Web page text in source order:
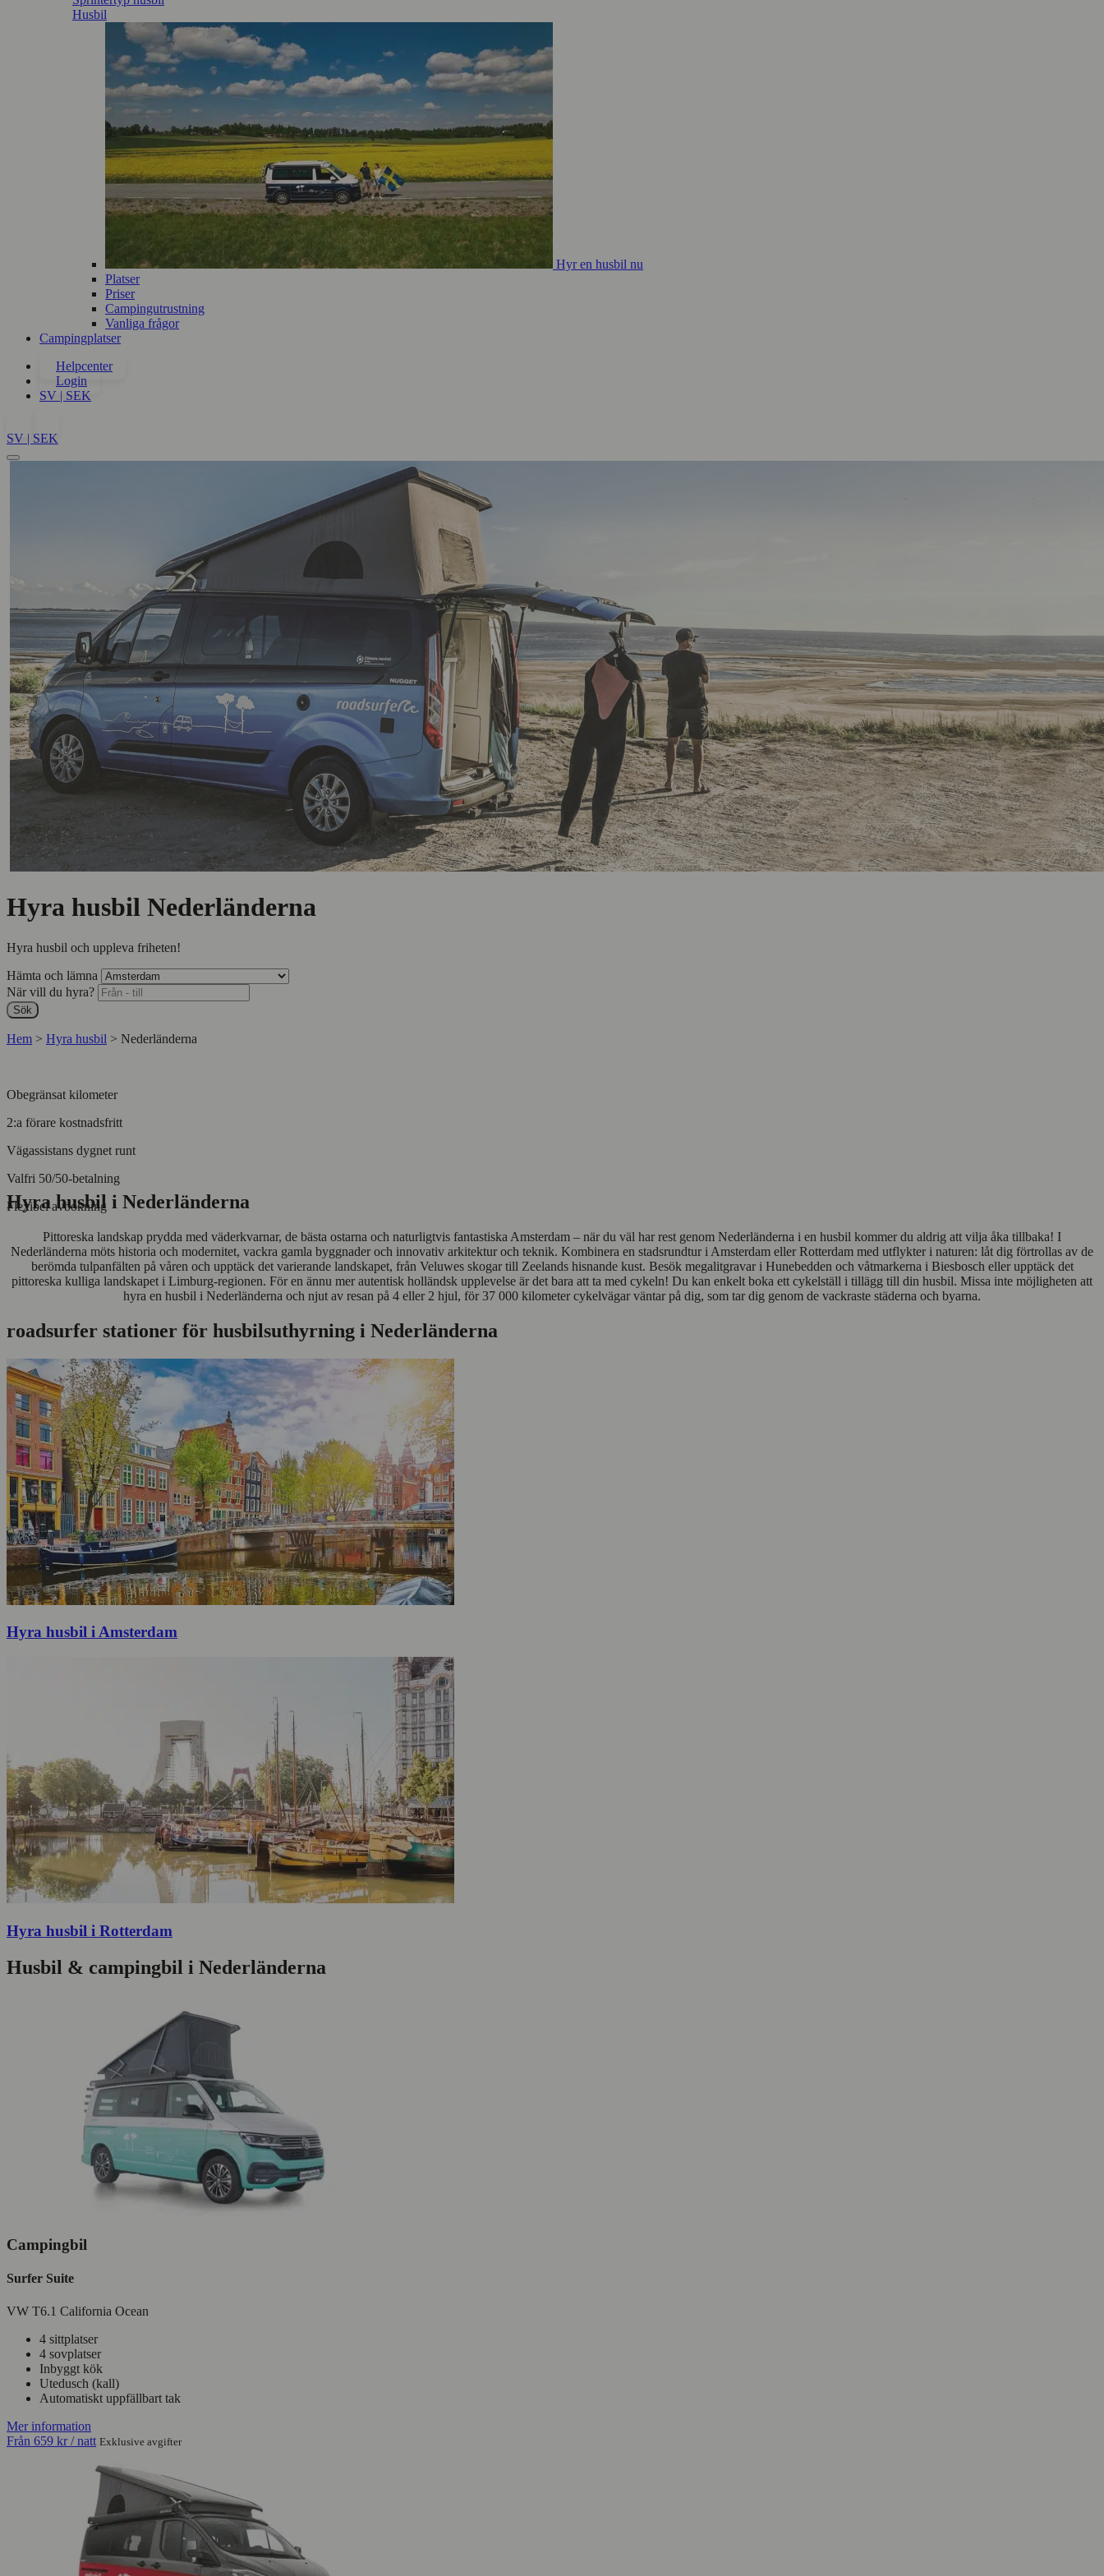
Husbil
Hyr en husbil nu
Platser
Priser
Campingutrustning
Vanliga frågor
Campingplatser
Helpcenter
Login
SV | SEK
SV | SEK
Hyra husbil Nederländerna
Hyra husbil och uppleva friheten!
Hämta och lämna
När vill du hyra?
Sök
Hem > Hyra husbil > Nederländerna
Obegränsat kilometer
2:a förare kostnadsfritt
Vägassistans dygnet runt
Valfri 50/50-betalning
Flexibel avbokning
Hyra husbil i Nederländerna
Pittoreska landskap prydda med väderkvarnar, de bästa ostarna och naturligtvis fantastiska Amsterdam – när du väl har rest genom Nederländerna i en husbil kommer du aldrig att vilja åka tillbaka! I
Nederländerna möts historia och modernitet, vackra gamla byggnader och innovativ arkitektur och teknik. Kombinera en stadsrundtur i Amsterdam eller Rotterdam med utflykter i naturen: låt dig förtrollas av de
berömda tulpanfälten på våren och upptäck det varierande landskapet, från Veluwes skogar till Zeelands hisnande kust. Besök megalitgravar i Hunebedden och våtmarkerna i Biesbosch eller upptäck det
pittoreska kulliga landskapet i Limburg-regionen. För en ännu mer autentisk holländsk upplevelse är det bara att ta med cykeln! Du kan enkelt boka ett cykelställ i tillägg till din husbil. Missa inte möjligheten att
hyra en husbil i Nederländerna och njut av resan på 4 eller 2 hjul, för 37 000 kilometer cykelvägar väntar på dig, som tar dig genom de vackraste städerna och byarna.
roadsurfer stationer för husbilsuthyrning i Nederländerna
Hyra husbil i Amsterdam
Hyra husbil i Rotterdam
Husbil & campingbil i Nederländerna
Campingbil
Surfer Suite
VW T6.1 California Ocean
4 sittplatser
4 sovplatser
Inbyggt kök
Utedusch (kall)
Automatiskt uppfällbart tak
Mer information
Från 659 kr / natt Exklusive avgifter